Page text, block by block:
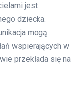
jest
dziecka.
mogą
wspierających w
przekłada się na